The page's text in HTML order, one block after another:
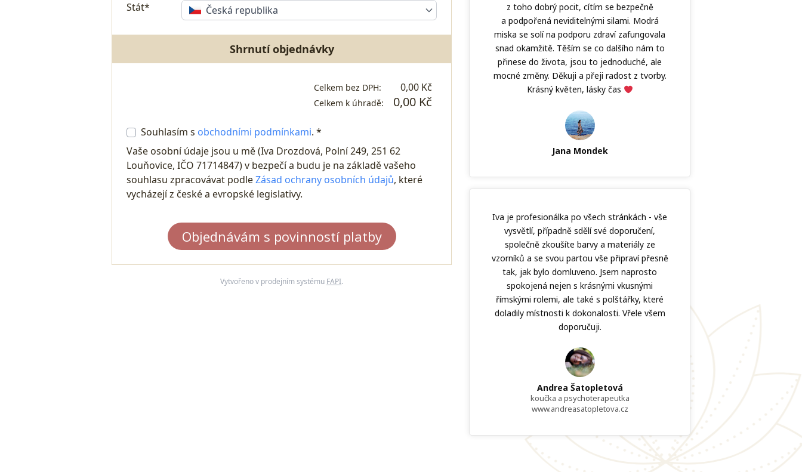
Stát* Česká republika
Shrnutí objednávky
Celkem bez DPH: 0,00 Kč
Celkem k úhradě: 0,00 Kč
Souhlasím s obchodními podmínkami. *
Vaše osobní údaje jsou u mě (Iva Drozdová, Polní 249, 251 62
Louňovice, IČO 71714847) v bezpečí a budu je na základě vašeho
souhlasu zpracovávat podleZásad ochrany osobních údajů, které
vycházejí z české a evropské legislativy.
Objednávám s povinností platby
Vytvořeno v prodejním systému FAPI.
z toho dobrý pocit, cítím se bezpečně
a podpořená neviditelnými silami. Modrá
miska se solí na podporu zdraví zafungovala
snad okamžitě. Těším se co dalšího nám to
přinese do života, jsou to jednoduché, ale
mocné změny. Děkuji a přeji radost z tvorby.
Krásný květen, lásky čas
Jana Mondek
Iva je profesionálka po všech stránkách - vše
vysvětlí, případně sdělí své doporučení,
společně zkoušíte barvy a materiály ze
vzorníků a se svou partou vše připraví přesně
tak, jak bylo domluveno. Jsem naprosto
spokojená nejen s krásnými vkusnými
římskými rolemi, ale také s polštářky, které
doladily místnosti k dokonalosti. Vřele všem
doporučuji.
Andrea Šatopletová
koučka a psychoterapeutka
www.andreasatopletova.cz